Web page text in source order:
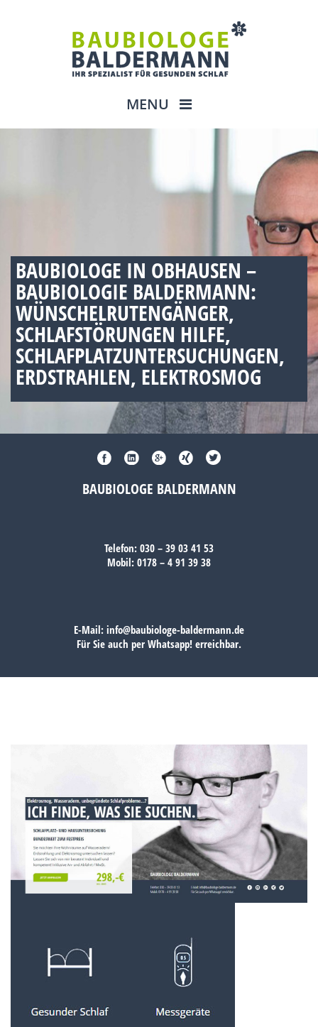
MENU
BAUBIOLOGE IN OBHAUSEN –
BAUBIOLOGIE BALDERMANN:
WÜNSCHELRUTENGÄNGER,
SCHLAFSTÖRUNGEN HILFE,
SCHLAFPLATZUNTERSUCHUNGEN,
ERDSTRAHLEN, ELEKTROSMOG
BAUBIOLOGE BALDERMANN
Telefon: 030 – 39 03 41 53
Mobil: 0178 – 4 91 39 38
E-Mail: info@baubiologe-baldermann.de
Für Sie auch per Whatsapp! erreichbar.